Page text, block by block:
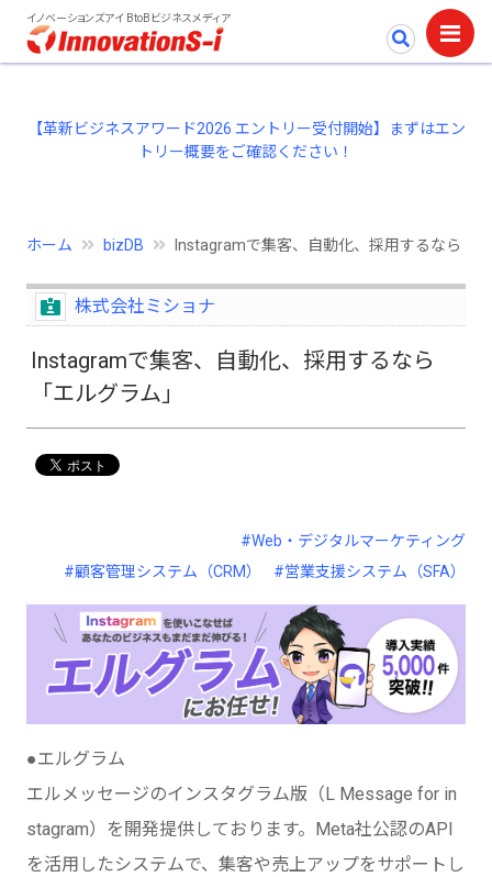
イノベーションズアイ BtoBビジネスメディア
【革新ビジネスアワード2026 エントリー受付開始】まずはエン
トリー概要をご確認ください！
ホーム bizDB Instagramで集客、自動化、採用するなら「
株式会社ミショナ
Instagramで集客、自動化、採用するなら
「エルグラム」
#Web・デジタルマーケティング
#顧客管理システム（CRM）
#営業支援システム（SFA）
●エルグラム
エルメッセージのインスタグラム版（L Message for in
stagram）を開発提供しております。Meta社公認のAPI
を活用したシステムで、集客や売上アップをサポートし